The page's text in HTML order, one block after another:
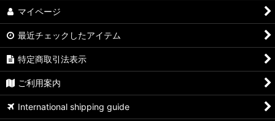
マイページ
最近チェックしたアイテム
特定商取引法表示
ご利用案内
International shipping guide